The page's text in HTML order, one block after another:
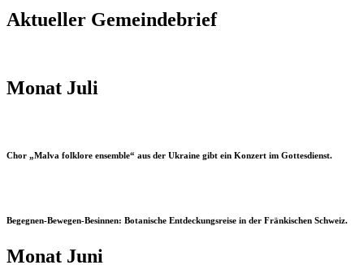
Aktueller Gemeindebrief
Monat Juli
Chor „Malva folklore ensemble“ aus der Ukraine gibt ein Konzert im Gottesdienst.
Begegnen-Bewegen-Besinnen: Botanische Entdeckungsreise in der Fränkischen Schweiz.
Monat Juni